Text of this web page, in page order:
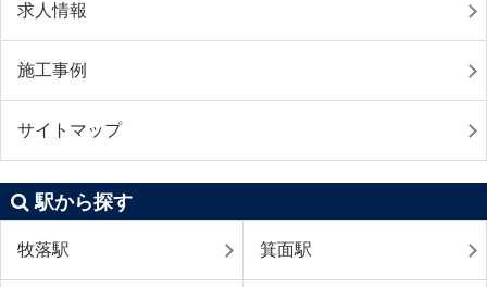
求人情報
施工事例
サイトマップ
駅から探す
牧落駅 箕面駅